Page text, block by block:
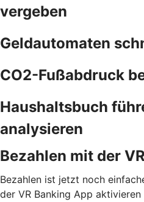
vergeben
Geldautomaten
CO2-Fußabdruck
Haushaltsbuch
analysieren
Bezahlen mit der
Bezahlen ist jetzt noch
der VR Banking App